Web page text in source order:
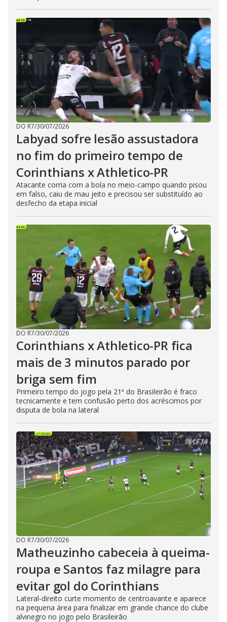
DO R7/30/07/2026
Labyad sofre lesão assustadora
no fim do primeiro tempo de
Corinthians x Athletico-PR
Atacante corria com a bola no meio-campo quando pisou
em falso, caiu de mau jeito e precisou ser substituído ao
desfecho da etapa inicial
DO R7/30/07/2026
Corinthians x Athletico-PR fica
mais de 3 minutos parado por
briga sem fim
Primeiro tempo do jogo pela 21ª do Brasileirão é fraco
tecnicamente e tem confusão perto dos acréscimos por
disputa de bola na lateral
DO R7/30/07/2026
Matheuzinho cabeceia à queima-
roupa e Santos faz milagre para
evitar gol do Corinthians
Lateral-direito curte momento de centroavante e aparece
na pequena área para finalizar em grande chance do clube
alvinegro no jogo pelo Brasileirão